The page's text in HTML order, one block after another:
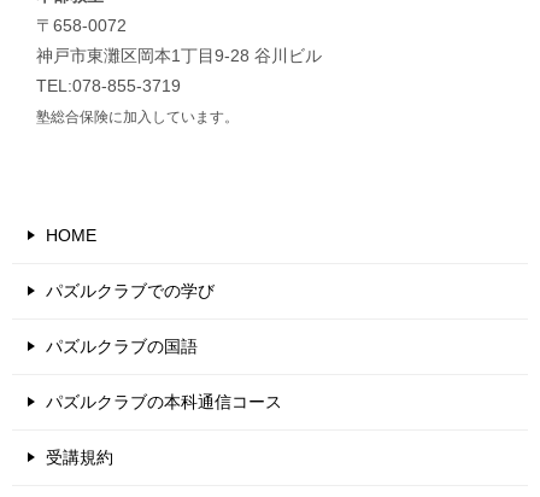
〒658-0072
神戸市東灘区岡本1丁目9-28 谷川ビル
TEL:078-855-3719
塾総合保険に加入しています。
HOME
パズルクラブでの学び
パズルクラブの国語
パズルクラブの本科通信コース
受講規約